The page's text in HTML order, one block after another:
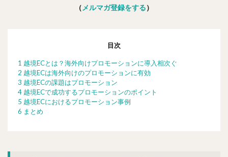
（ メルマガ登録をする）
目次
1 越境ECとは？海外向けプロモーションに導入相次ぐ
2 越境ECは海外向けのプロモーションに有効
3 越境ECの課題はプロモーション
4 越境ECで成功するプロモーションのポイント
5 越境ECにおけるプロモーション事例
6 まとめ